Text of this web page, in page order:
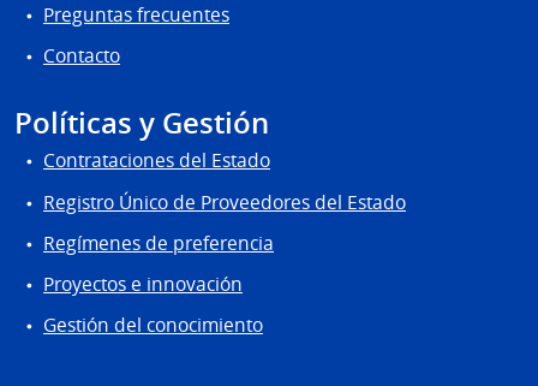
Preguntas frecuentes
Contacto
Políticas y Gestión
Contrataciones del Estado
Registro Único de Proveedores del Estado
Regímenes de preferencia
Proyectos e innovación
Gestión del conocimiento